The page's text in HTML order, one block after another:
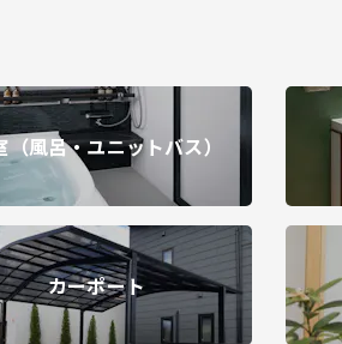
（風呂・ユニットバス）
カーポート